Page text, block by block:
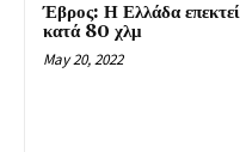
Έβρος: Η Ελλάδα
κατά 80 χλμ
May 20, 2022